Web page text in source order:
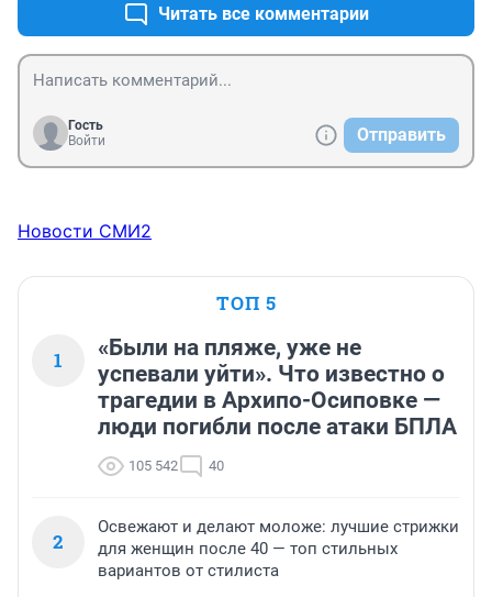
Читать все комментарии
Гость
Войти
Отправить
Новости СМИ2
ТОП 5
1
«Были на пляже, уже не
успевали уйти». Что известно о
трагедии в Архипо-Осиповке —
люди погибли после атаки БПЛА
105 542 40
2
Освежают и делают моложе: лучшие стрижки
для женщин после 40 — топ стильных
вариантов от стилиста